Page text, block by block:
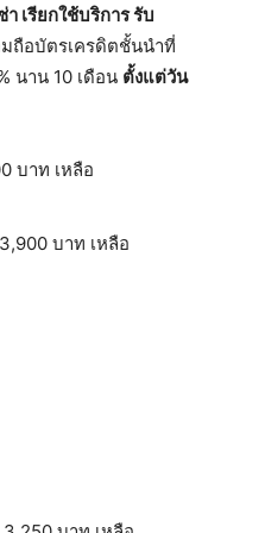
เรียกใช้บริการ รับ
ถือบัตรเครดิตชั้นนำที่
นาน 10 เดือน ตั้งแต่วัน
บาท เหลือ
บาท เหลือ